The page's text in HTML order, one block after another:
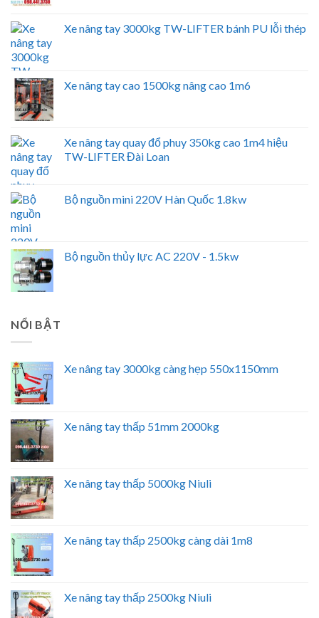
Xe nâng tay 3000kg TW-LIFTER bánh PU lỗi thép
Xe nâng tay cao 1500kg nâng cao 1m6
Xe nâng tay quay đổ phuy 350kg cao 1m4 hiệu
TW-LIFTER Đài Loan
Bộ nguồn mini 220V Hàn Quốc 1.8kw
Bộ nguồn thủy lực AC 220V - 1.5kw
NỔI BẬT
Xe nâng tay 3000kg càng hẹp 550x1150mm
Xe nâng tay thấp 51mm 2000kg
Xe nâng tay thấp 5000kg Niuli
Xe nâng tay thấp 2500kg càng dài 1m8
Xe nâng tay thấp 2500kg Niuli